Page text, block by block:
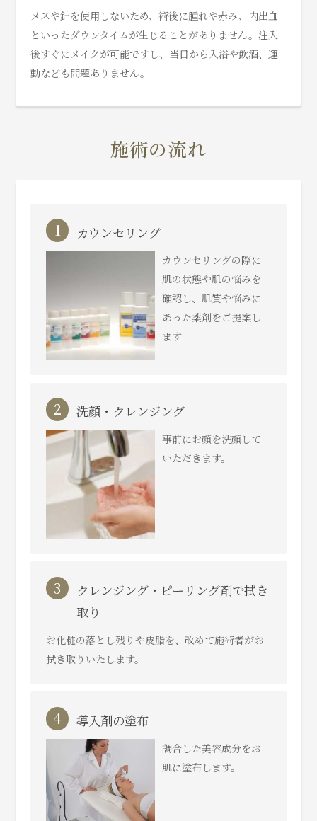
メスや針を使用しないため、術後に腫れや赤み、内出血
といったダウンタイムが生じることがありません。注入
後すぐにメイクが可能ですし、当日から入浴や飲酒、運
動なども問題ありません。
施術の流れ
1 カウンセリング
カウンセリングの際に
肌の状態や肌の悩みを
確認し、肌質や悩みに
あった薬剤をご提案し
ます
2 洗顔・クレンジング
事前にお顔を洗顔して
いただきます。
3
クレンジング・ピーリング剤で拭き
取り
お化粧の落とし残りや皮脂を、改めて施術者がお
拭き取りいたします。
4 導入剤の塗布
調合した美容成分をお
肌に塗布します。